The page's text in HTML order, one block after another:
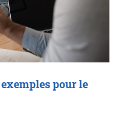
exemples pour le